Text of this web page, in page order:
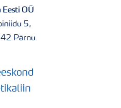
Eesti OÜ
5,
Pärnu